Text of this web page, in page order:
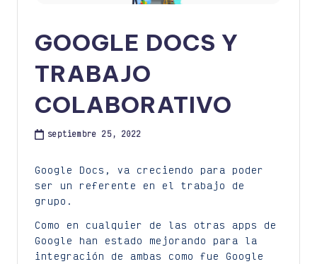
GOOGLE DOCS Y
TRABAJO
COLABORATIVO
septiembre 25, 2022
Google Docs, va creciendo para poder
ser un referente en el trabajo de
grupo.
Como en cualquier de las otras apps de
Google han estado mejorando para la
integración de ambas como fue Google